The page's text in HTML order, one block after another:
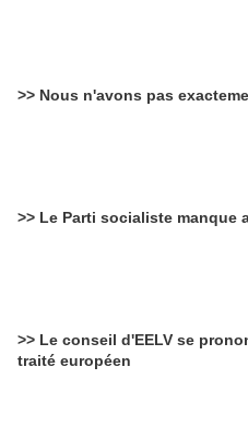
>> Nous n'avons pas
>> Le Parti socialiste manque
>> Le conseil d'EELV se
traité européen